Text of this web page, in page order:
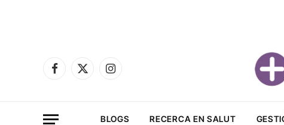
Facebook
X
Instagram
BLOGS RECERCA EN SALUT